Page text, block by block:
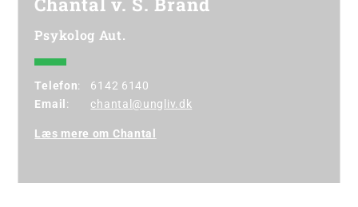
Chantal v. S. Brand
Psykolog Aut.
Telefon:
6142 6140
Email: chantal@ungliv.dk
Læs mere om Chantal